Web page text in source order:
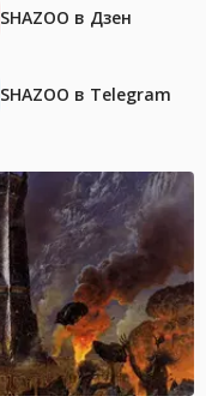
SHAZOO в Дзен
SHAZOO в Telegram